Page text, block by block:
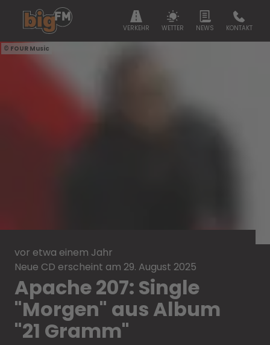
VERKEHR WETTER NEWS KONTAKT
FOUR Music
vor etwa einem Jahr
Neue CD erscheint am 29. August 2025
Apache 207: Single
"Morgen" aus Album
"21 Gramm"